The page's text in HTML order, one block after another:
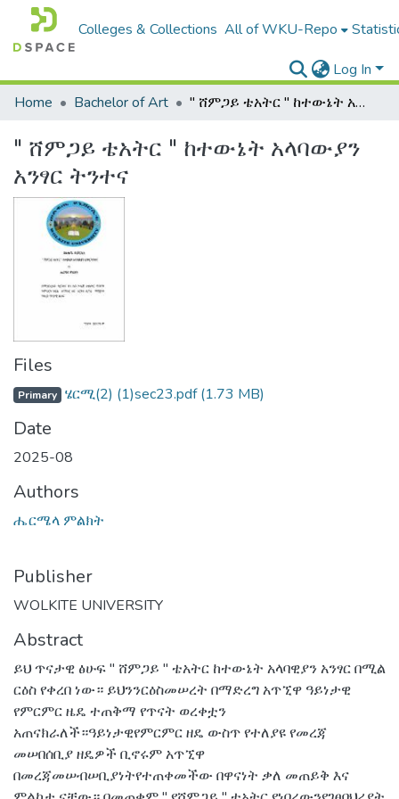
Colleges & Collections All of WKU-Repo
Log In
Home
Bachelor of Art " ሸምጋይ ቴአትር " ከተውኔት አላባውያን አንፃር ትንተና
" ሸምጋይ ቴአትር " ከተውኔት አላባውያን
አንፃር ትንተና
Files
Primary ሄርሚ(2) (1)sec23.pdf(1.73 MB)
Date
2025-08
Authors
ሔርሜላ ምልክት
Publisher
WOLKITE UNIVERSITY
Abstract
ይህ ጥናታዊ ፅሁፍ " ሸምጋይ " ቴአትር ከተውኔት አላባዊያን አንፃር በሚል
ርዕስ የቀረበ ነው። ይህንንርዕስመሠረት በማድረግ አጥኚዋ ዓይነታዊ
የምርምር ዜዴ ተጠቅማ የጥናት ወረቀቷን
አጠናክራለች።ዓይነታዊየምርምር ዘዴ ውስጥ የተለያዩ የመረጃ
መሠበሰቢያ ዘዴዎች ቢኖሩም አጥኚዋ
በመረጃመሠብሠቢያነትየተጠቀመችው በዋናነት ቃለ መጠይቅ እና